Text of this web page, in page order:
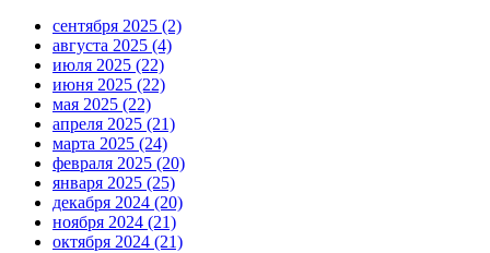
сентября 2025 (2)
августа 2025 (4)
июля 2025 (22)
июня 2025 (22)
мая 2025 (22)
апреля 2025 (21)
марта 2025 (24)
февраля 2025 (20)
января 2025 (25)
декабря 2024 (20)
ноября 2024 (21)
октября 2024 (21)